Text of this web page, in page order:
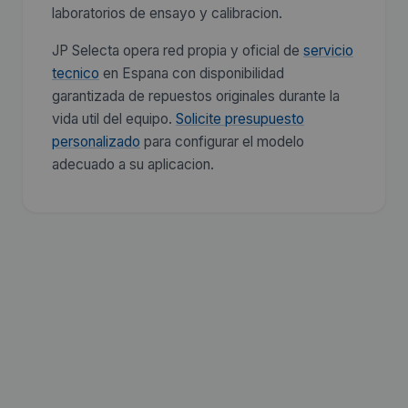
laboratorios de ensayo y calibracion.
JP Selecta opera red propia y oficial de servicio
tecnico en Espana con disponibilidad
garantizada de repuestos originales durante la
vida util del equipo. Solicite presupuesto
personalizado para configurar el modelo
adecuado a su aplicacion.